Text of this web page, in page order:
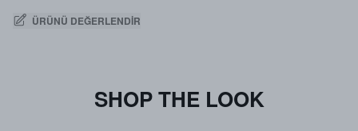
ÜRÜNÜ DEĞERLENDIR
SHOP THE LOOK